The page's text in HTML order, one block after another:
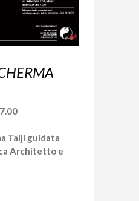
Taiji guidata
Architetto e